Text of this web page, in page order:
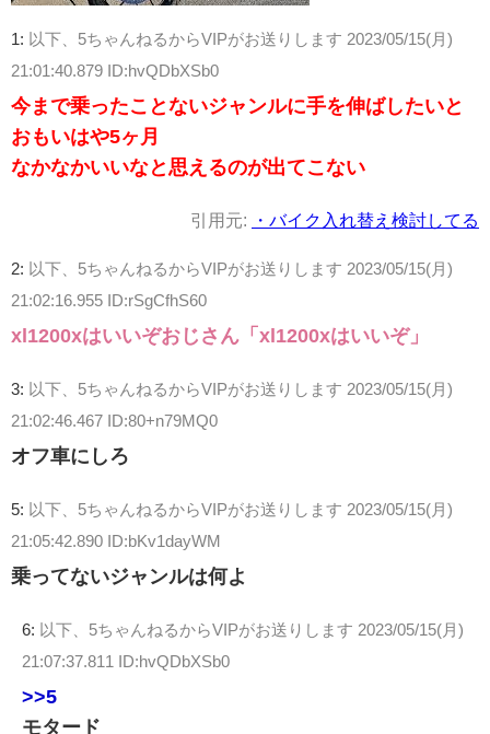
1: 以下、5ちゃんねるからVIPがお送りします 2023/05/15(月)
21:01:40.879 ID:hvQDbXSb0
今まで乗ったことないジャンルに手を伸ばしたいと
おもいはや5ヶ月
なかなかいいなと思えるのが出てこない
引用元: ・バイク入れ替え検討してる
2: 以下、5ちゃんねるからVIPがお送りします 2023/05/15(月)
21:02:16.955 ID:rSgCfhS60
xl1200xはいいぞおじさん「xl1200xはいいぞ」
3: 以下、5ちゃんねるからVIPがお送りします 2023/05/15(月)
21:02:46.467 ID:80+n79MQ0
オフ車にしろ
5: 以下、5ちゃんねるからVIPがお送りします 2023/05/15(月)
21:05:42.890 ID:bKv1dayWM
乗ってないジャンルは何よ
6: 以下、5ちゃんねるからVIPがお送りします 2023/05/15(月)
21:07:37.811 ID:hvQDbXSb0
>>5
モタード